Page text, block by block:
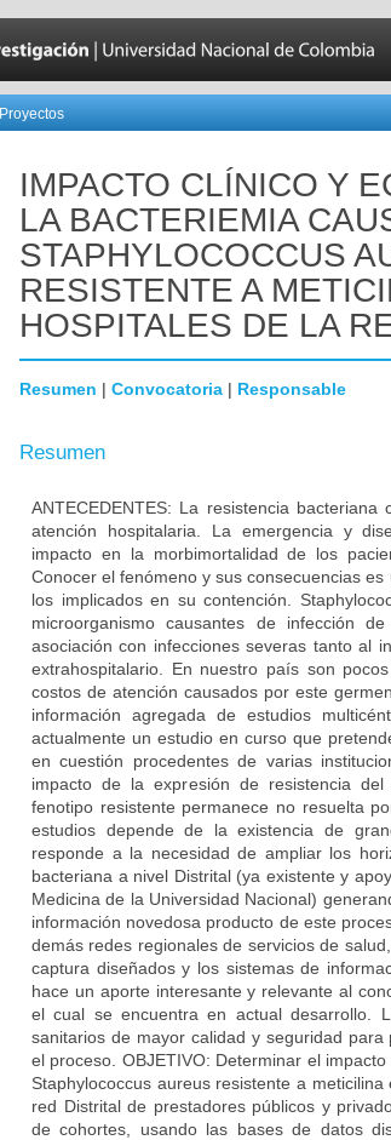
Proyectos
IMPACTO CLÍNICO Y
LA BACTERIEMIA
STAPHYLOCOCCUS
RESISTENTE A
HOSPITALES DE LA
Resumen | Convocatoria | Responsable
Resumen
ANTECEDENTES: La resistencia
atención hospitalaria. La emergencia y
impacto en la morbimortalidad de los
Conocer el fenómeno y sus consecuencias
los implicados en su contención.
microorganismo causantes de infección
asociación con infecciones severas tanto al
extrahospitalario. En nuestro país son
costos de atención causados por este
información agregada de estudios
actualmente un estudio en curso que
en cuestión procedentes de varias
impacto de la expresión de resistencia
fenotipo resistente permanece no resuelta
estudios depende de la existencia de
responde a la necesidad de ampliar los
bacteriana a nivel Distrital (ya existente y
Medicina de la Universidad Nacional)
información novedosa producto de este
demás redes regionales de servicios de
captura diseñados y los sistemas de
hace un aporte interesante y relevante al
el cual se encuentra en actual desarrollo.
sanitarios de mayor calidad y seguridad
el proceso. OBJETIVO: Determinar el
Staphylococcus aureus resistente a
red Distrital de prestadores públicos y
de cohortes, usando las bases de datos